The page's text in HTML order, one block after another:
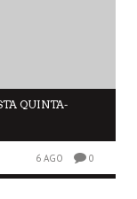
QUINTA-
6 AGO 0